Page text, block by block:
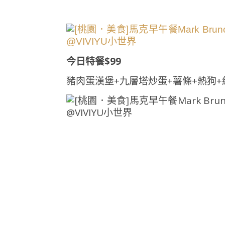
今日特餐$99
豬肉蛋漢堡+九層塔炒蛋+薯條+熱狗+